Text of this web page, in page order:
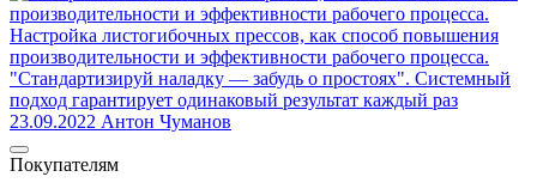
Настройка листогибочных прессов, как способ повышения
производительности и эффективности рабочего процесса.
"Стандартизируй наладку — забудь о простоях". Системный
подход гарантирует одинаковый результат каждый раз
23.09.2022 Антон Чуманов
Покупателям